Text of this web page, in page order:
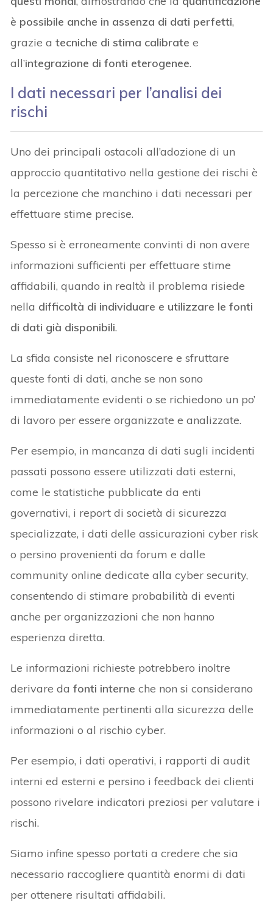
è possibile anche in assenza di dati perfetti,
grazie atecniche di stima calibrate e
all’integrazione di fonti eterogenee.
I dati necessari per l’analisi dei
rischi
Uno dei principali ostacoli all’adozione di un
approccio quantitativo nella gestione dei rischi è
la percezione che manchino i dati necessari per
effettuare stime precise.
Spesso si è erroneamente convinti di non avere
informazioni sufficienti per effettuare stime
affidabili, quando in realtà il problema risiede
nella difficoltà di individuare e utilizzare le fonti
di dati già disponibili.
La sfida consiste nel riconoscere e sfruttare
queste fonti di dati, anche se non sono
immediatamente evidenti o se richiedono un po’
di lavoro per essere organizzate e analizzate.
Per esempio, in mancanza di dati sugli incidenti
passati possono essere utilizzati dati esterni,
come le statistiche pubblicate da enti
governativi, i report di società di sicurezza
specializzate, i dati delle assicurazioni cyber risk
o persino provenienti da forum e dalle
community online dedicate alla cyber security,
consentendo di stimare probabilità di eventi
anche per organizzazioni che non hanno
esperienza diretta.
Le informazioni richieste potrebbero inoltre
derivare dafonti interne che non si considerano
immediatamente pertinenti alla sicurezza delle
informazioni o al rischio cyber.
Per esempio, i dati operativi, i rapporti di audit
interni ed esterni e persino i feedback dei clienti
possono rivelare indicatori preziosi per valutare i
rischi.
Siamo infine spesso portati a credere che sia
necessario raccogliere quantità enormi di dati
per ottenere risultati affidabili.